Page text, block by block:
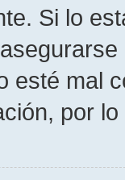
Si lo
esté mal
por